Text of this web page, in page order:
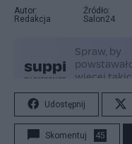
Autor:
Redakcja
Źródło:
Salon24
Udostępnij
Skomentuj 45